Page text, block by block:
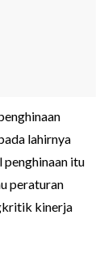
lahirnya
penghinaan itu
peraturan
kinerja